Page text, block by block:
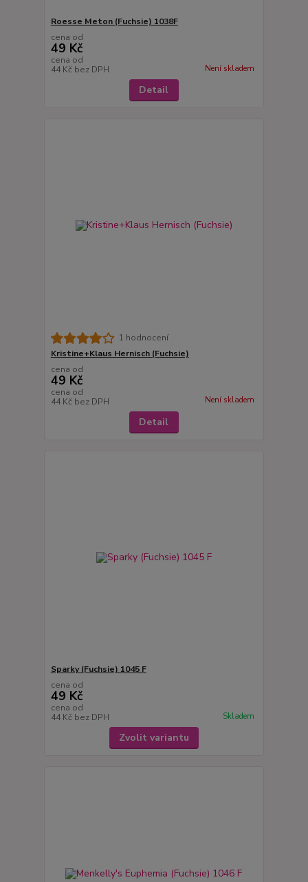
Roesse Meton (Fuchsie) 1038F
cena od
49 Kč
cena od
44 Kč bez DPH Není skladem
Detail
1 hodnocení
Kristine+Klaus Hernisch (Fuchsie)
cena od
49 Kč
cena od
44 Kč bez DPH Není skladem
Detail
Sparky (Fuchsie) 1045 F
cena od
49 Kč
cena od
44 Kč bez DPH Skladem
Zvolit variantu